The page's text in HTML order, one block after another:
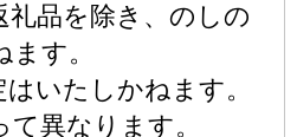
礼品を除き、のしの
す。
はいたしかねます。
異なります。